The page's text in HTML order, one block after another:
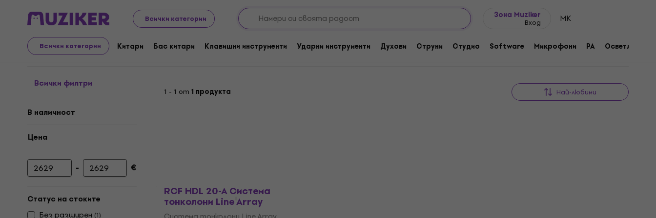
Всички категории
Зона Muziker
Вход MK
Всички категории Китари Бас китари Клавишни инструменти Ударни инструменти Духови Струни Студио Software Микрофони PA Осветление
Музикални инструменти Тонколони Система тонколони Line Array
Система тонколони Line Array
Всички филтри
В наличност
Цена
Минимална цена
- Максимална цена
€
Статус на стоките
Без pазширен (1)
1 - 1 от 1 продукта Най-любими
RCF HDL 20-A Система
тонколони Line Array